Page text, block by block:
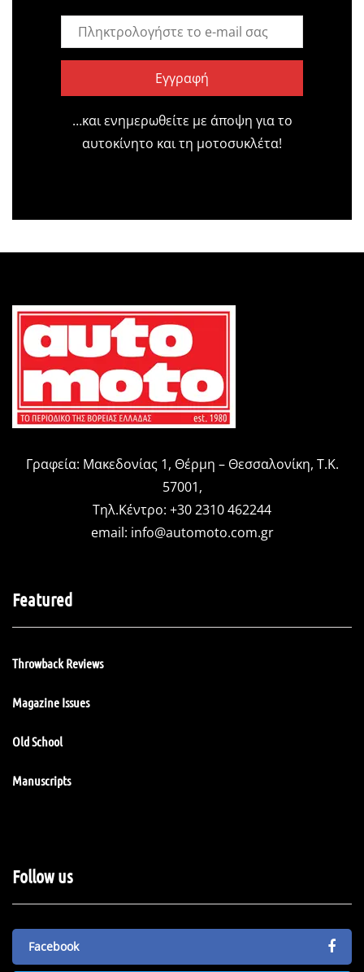
Εγγραφή
…και ενημερωθείτε με άποψη για το
αυτοκίνητο και τη μοτοσυκλέτα!
Γραφεία: Μακεδονίας 1, Θέρμη – Θεσσαλονίκη, Τ.Κ.
57001,
Τηλ.Κέντρο: +30 2310 462244
email: info@automoto.com.gr
Featured
Throwback Reviews
Magazine Issues
Old School
Manuscripts
Follow us
Facebook